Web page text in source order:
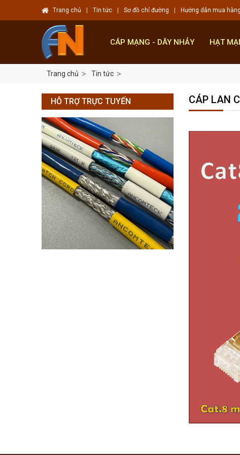
CÁP MẠNG - DÂY NHẢY HẠT
Trang chủ Tin tức
HỖ TRỢ TRỰC TUYẾN CÁP LAN
Trang chủ Tin tức Sơ đồ chỉ đường Hướng dẫn mua hàng